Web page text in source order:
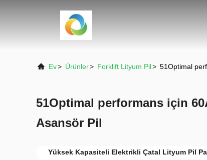
Ev> Ürünler> Forklift Lityum Pil> 51Optimal
51Optimal performans için
Asansör Pil
Yüksek Kapasiteli Elektrikli Çatal Lityum Pil